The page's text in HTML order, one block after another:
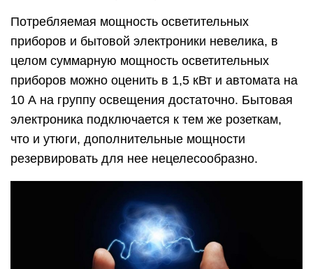
Потребляемая мощность осветительных
приборов и бытовой электроники невелика, в
целом суммарную мощность осветительных
приборов можно оценить в 1,5 кВт и автомата на
10 А на группу освещения достаточно. Бытовая
электроника подключается к тем же розеткам,
что и утюги, дополнительные мощности
резервировать для нее нецелесообразно.